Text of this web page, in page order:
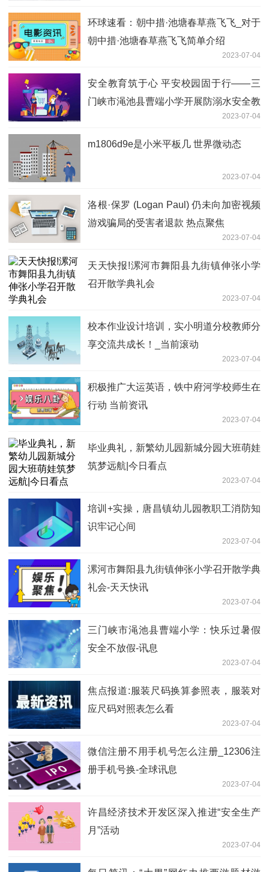
环球速看：朝中措·池塘春草燕飞飞_对于
朝中措·池塘春草燕飞飞简单介绍
2023-07-04
安全教育筑于心 平安校园固于行——三
门峡市渑池县曹端小学开展防溺水安全教
2023-07-04
m1806d9e是小米平板几 世界微动态
2023-07-04
洛根·保罗 (Logan Paul) 仍未向加密视频
游戏骗局的受害者退款 热点聚焦
2023-07-04
天天快报!漯河市舞阳县九街镇伸张小学
召开散学典礼会
2023-07-04
校本作业设计培训，实小明道分校教师分
享交流共成长！_当前滚动
2023-07-04
积极推广大运英语，铁中府河学校师生在
行动 当前资讯
2023-07-04
毕业典礼，新繁幼儿园新城分园大班萌娃
筑梦远航|今日看点
2023-07-04
培训+实操，唐昌镇幼儿园教职工消防知
识牢记心间
2023-07-04
漯河市舞阳县九街镇伸张小学召开散学典
礼会-天天快讯
2023-07-04
三门峡市渑池县曹端小学：快乐过暑假
安全不放假-讯息
2023-07-04
焦点报道:服装尺码换算参照表，服装对
应尺码对照表怎么看
2023-07-04
微信注册不用手机号怎么注册_12306注
册手机号换-全球讯息
2023-07-04
许昌经济技术开发区深入推进“安全生产
月”活动
2023-07-04